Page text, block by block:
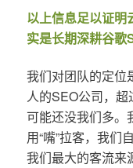
以上信息足以证明
实是长期深耕谷歌
我们对团队的定位
人的SEO公司，
可能还没我们多。
用“嘴”拉客，我们
我们最大的客流来